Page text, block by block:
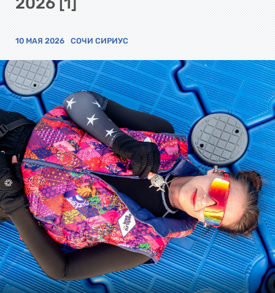
10 МАЯ 2026 СОЧИ СИРИУС